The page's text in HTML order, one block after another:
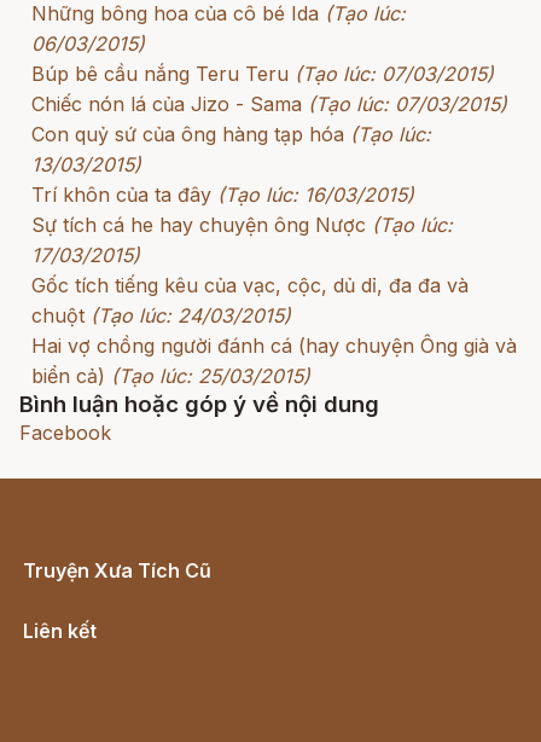
Những bông hoa của cô bé Ida (Tạo lúc:
06/03/2015)
Búp bê cầu nắng Teru Teru (Tạo lúc: 07/03/2015)
Chiếc nón lá của Jizo - Sama (Tạo lúc: 07/03/2015)
Con quỷ sứ của ông hàng tạp hóa (Tạo lúc:
13/03/2015)
Trí khôn của ta đây (Tạo lúc: 16/03/2015)
Sự tích cá he hay chuyện ông Nược (Tạo lúc:
17/03/2015)
Gốc tích tiếng kêu của vạc, cộc, dủ dỉ, đa đa và
chuột (Tạo lúc: 24/03/2015)
Hai vợ chồng người đánh cá (hay chuyện Ông già và
biển cả) (Tạo lúc: 25/03/2015)
Bình luận hoặc góp ý về nội dung
Facebook
Truyện Xưa Tích Cũ
Liên kết